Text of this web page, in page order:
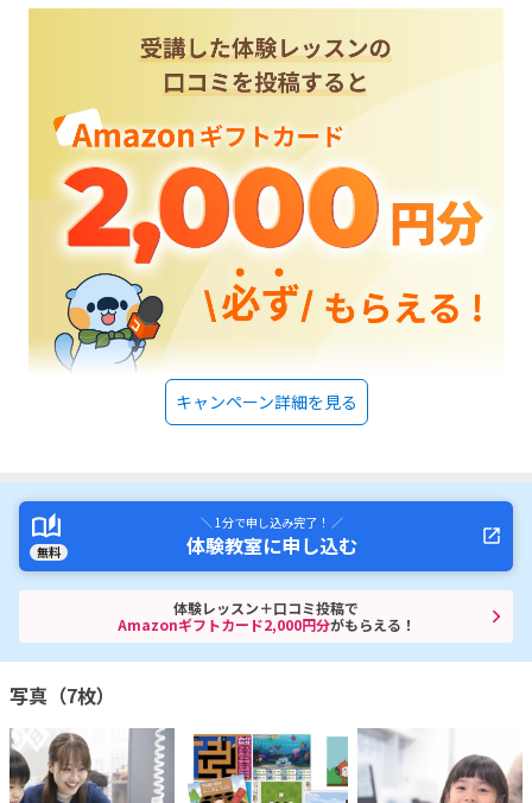
キャンペーン詳細を見る
無料
＼ 1分で申し込み完了！ ／
体験教室に申し込む
体験レッスン＋口コミ投稿で
Amazonギフトカード2,000円分がもらえる！
写真（7枚）